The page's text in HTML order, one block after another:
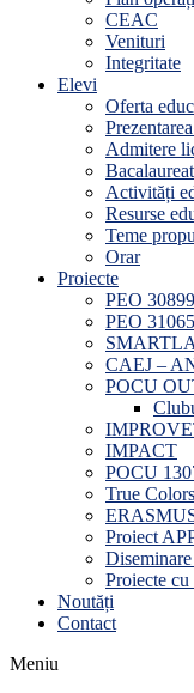
CEAC
Venituri
Integritate
Elevi
Oferta
Admitere
Bacalaureat
Activități
Resurse
Teme
Orar
Proiecte
PEO
PEO
CAEJ –
POCU
IMPACT
POCU
True Colors
Proiect
Proiecte
Noutăți
Contact
Meniu